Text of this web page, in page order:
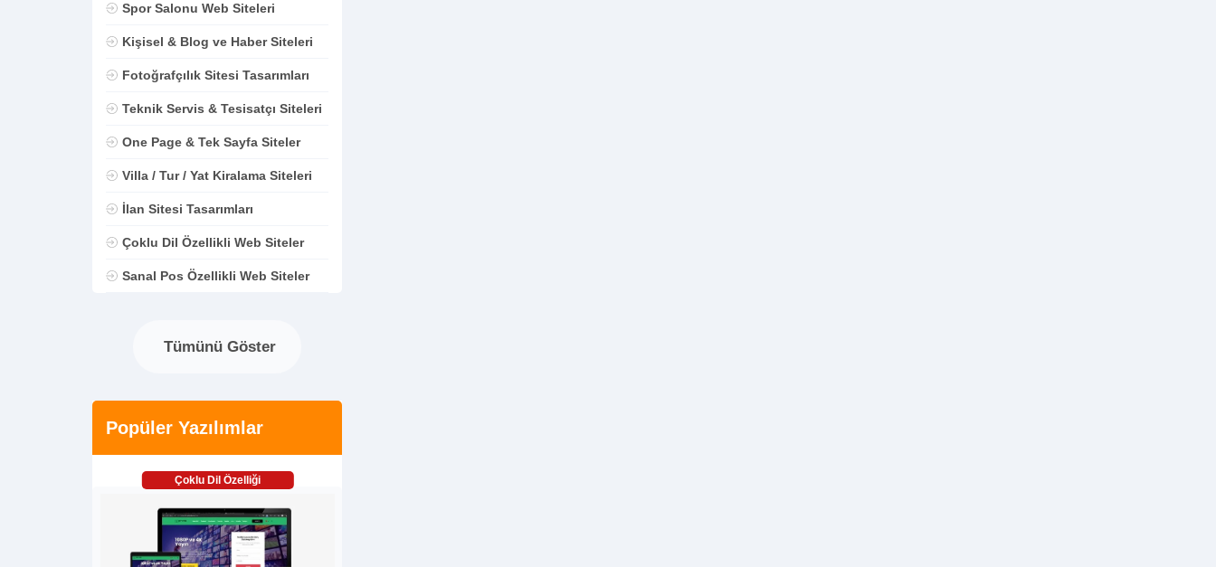
Spor Salonu Web Siteleri
Kişisel & Blog ve Haber Siteleri
Fotoğrafçılık Sitesi Tasarımları
Teknik Servis & Tesisatçı Siteleri
One Page & Tek Sayfa Siteler
Villa / Tur / Yat Kiralama Siteleri
İlan Sitesi Tasarımları
Çoklu Dil Özellikli Web Siteler
Sanal Pos Özellikli Web Siteler
Tümünü Göster
Popüler Yazılımlar
Çoklu Dil Özelliği